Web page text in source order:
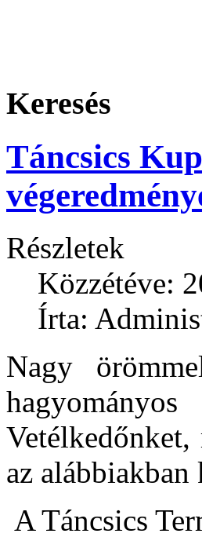
Keresés
Táncsics
Részletek
Közzétéve:
Írta:
Nagy
az
A Táncsics